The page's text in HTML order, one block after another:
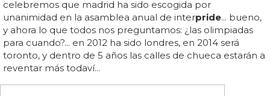
ELEGIDA POR UNANIMIDAD
Madrid, sede del World Pride en 2017
Madrid luchaba contra berlín y sidney en esta ocasión, y